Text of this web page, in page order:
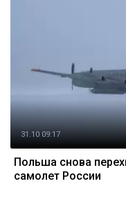
31.10 09:17
Польша снова
самолет России